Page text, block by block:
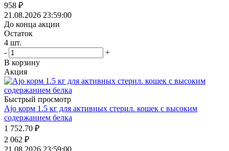
958 ₽
21.08.2026 23:59:00
До конца акции
Остаток
4 шт.
-
+
В корзину
Акция
Быстрый просмотр
Ajo корм 1.5 кг для активных стерил. кошек с высоким
содержанием белка
1 752.70 ₽
2 062 ₽
21.08.2026 23:59:00